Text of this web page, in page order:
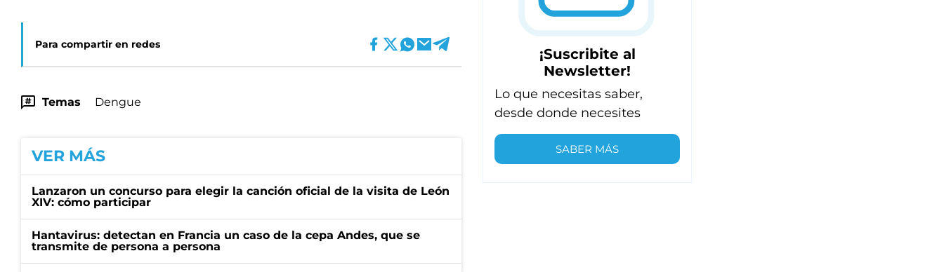
Para compartir en redes
Temas Dengue
VER MÁS
Lanzaron un concurso para elegir la canción oficial de la visita de León
XIV: cómo participar
Hantavirus: detectan en Francia un caso de la cepa Andes, que se
transmite de persona a persona
¡Suscribite al
Newsletter!
Lo que necesitas saber,
desde donde necesites
SABER MÁS